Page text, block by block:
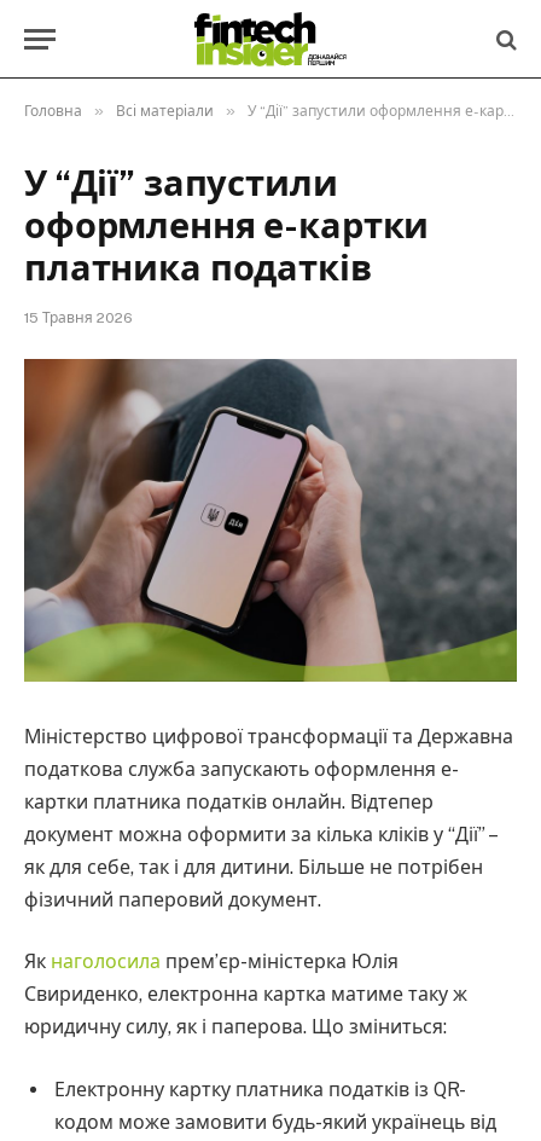
Головна » Всі матеріали » У “Дії” запустили оформлення е-картки платника податків
У “Дії” запустили
оформлення е-картки
платника податків
15 Травня 2026
Міністерство цифрової трансформації та Державна
податкова служба запускають оформлення е-
картки платника податків онлайн. Відтепер
документ можна оформити за кілька кліків у “Дії” –
як для себе, так і для дитини. Більше не потрібен
фізичний паперовий документ.
Як наголосила прем’єр-міністерка Юлія
Свириденко, електронна картка матиме таку ж
юридичну силу, як і паперова. Що зміниться:
Електронну картку платника податків із QR-
кодом може замовити будь-який українець від